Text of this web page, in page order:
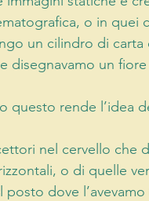
o in quei
un cilindro di
disegnavamo un
questo rende l’idea
nel cervello che
o di quelle
posto dove